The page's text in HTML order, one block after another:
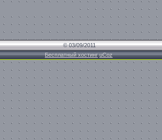
© 03/09/2011
Бесплатный хостинг uCoz